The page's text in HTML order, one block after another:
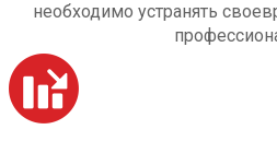
необходимо устранять